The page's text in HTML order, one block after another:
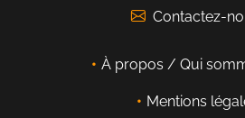
Contactez-
À propos / Qui
Mentions